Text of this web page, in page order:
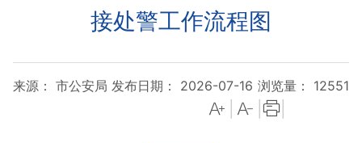
接处警工作流程图
来源： 市公安局 发布日期： 2026-07-16 浏览量： 12551